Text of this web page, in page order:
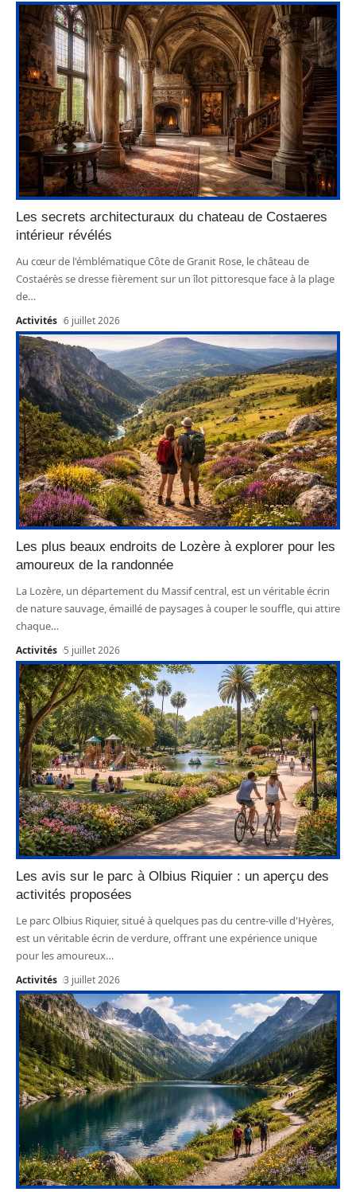
Les secrets architecturaux du chateau de Costaeres
intérieur révélés
Au cœur de l'émblématique Côte de Granit Rose, le château de
Costaérès se dresse fièrement sur un îlot pittoresque face à la plage
de…
Activités 6 juillet 2026
Les plus beaux endroits de Lozère à explorer pour les
amoureux de la randonnée
La Lozère, un département du Massif central, est un véritable écrin
de nature sauvage, émaillé de paysages à couper le souffle, qui attire
chaque…
Activités 5 juillet 2026
Les avis sur le parc à Olbius Riquier : un aperçu des
activités proposées
Le parc Olbius Riquier, situé à quelques pas du centre-ville d'Hyères,
est un véritable écrin de verdure, offrant une expérience unique
pour les amoureux…
Activités 3 juillet 2026